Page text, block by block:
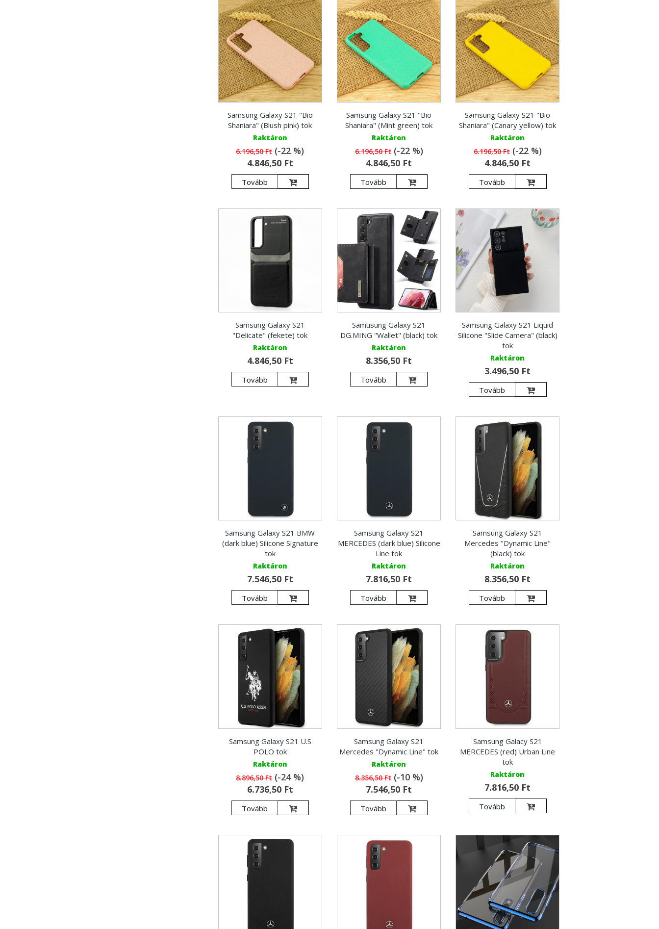
Samsung Galaxy S21 "Bio
Shaniara" (Blush pink) tok
Raktáron
6.196,50 Ft(-22 %)
4.846,50 Ft
Tovább
Samsung Galaxy S21 "Bio
Shaniara" (Mint green) tok
Raktáron
6.196,50 Ft(-22 %)
4.846,50 Ft
Tovább
Samsung Galaxy S21 "Bio
Shaniara" (Canary yellow) tok
Raktáron
6.196,50 Ft(-22 %)
4.846,50 Ft
Tovább
Samsung Galaxy S21
"Delicate" (fekete) tok
Raktáron
4.846,50 Ft
Tovább
Samusung Galaxy S21
DG.MING "Wallet" (black) tok
Raktáron
8.356,50 Ft
Tovább
Samsung Galaxy S21 Liquid
Silicone "Slide Camera" (black)
tok
Raktáron
3.496,50 Ft
Tovább
Samsung Galaxy S21 BMW
(dark blue) Silicone Signature
tok
Raktáron
7.546,50 Ft
Tovább
Samsung Galaxy S21
MERCEDES (dark blue) Silicone
Line tok
Raktáron
7.816,50 Ft
Tovább
Samsung Galaxy S21
Mercedes "Dynamic Line"
(black) tok
Raktáron
8.356,50 Ft
Tovább
Samsung Galaxy S21 U.S
POLO tok
Raktáron
8.896,50 Ft(-24 %)
6.736,50 Ft
Tovább
Samsung Galaxy S21
Mercedes "Dynamic Line" tok
Raktáron
8.356,50 Ft(-10 %)
7.546,50 Ft
Tovább
Samsung Galacy S21
MERCEDES (red) Urban Line
tok
Raktáron
7.816,50 Ft
Tovább